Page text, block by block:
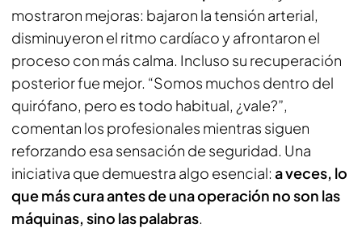
mostraron mejoras: bajaron la tensión arterial,
disminuyeron el ritmo cardíaco y afrontaron el
proceso con más calma. Incluso su recuperación
posterior fue mejor. “Somos muchos dentro del
quirófano, pero es todo habitual, ¿vale?”,
comentan los profesionales mientras siguen
reforzando esa sensación de seguridad. Una
iniciativa que demuestra algo esencial: a veces, lo
que más cura antes de una operación no son las
máquinas, sino las palabras.